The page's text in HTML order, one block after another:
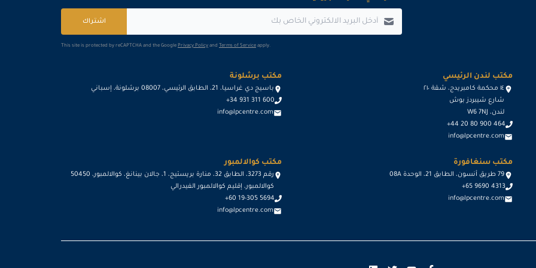
5يوم
5 يوم
اشتراك
This site is protected by reCAPTCHA and the Google Privacy Policy and Terms of Service apply.
مكتب لندن الرئيسي
١٤ محكمة كامبريدج، شقة ٢١٠
شارع شيبردز بوش
لندن، W6 7NJ
+44 20 80 900 464
info@lpcentre.com
مكتب برشلونة
باسيج دي غراسيا، 21، الطابق الرئيسي، 08007 برشلونة، إسباني
+34 931 311 600
info@lpcentre.com
مكتب سنغافورة
79 طريق أنسون، الطابق 21، الوحدة 08A
+65 9690 4313
info@lpcentre.com
مكتب كوالالمبور
رقم 3273، الطابق 32، منارة بريستيج، 1، جالان بينانغ، كوالالمبور، 50450
كوالالمبور، إقليم كوالالمبور الفيدرالي
+60 19-305 5694
info@lpcentre.com